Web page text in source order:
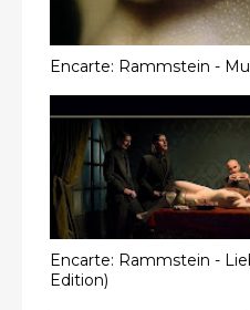
Encarte: Rammstein -
Encarte: Rammstein -
Edition)